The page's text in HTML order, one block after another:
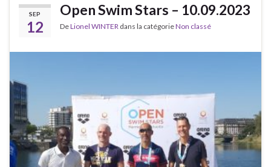
SEP
12
Open Swim Stars – 10.09.2023
DeLionel WINTER dans la catégorieNon classé